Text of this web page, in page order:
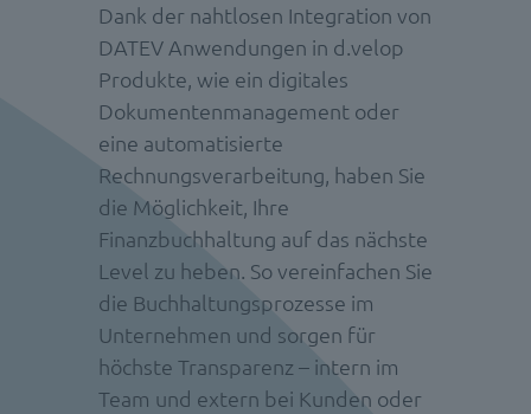
Dank der nahtlosen Integration von
DATEV Anwendungen in d.velop
Produkte, wie ein digitales
Dokumentenmanagement oder
eine automatisierte
Rechnungsverarbeitung, haben Sie
die Möglichkeit, Ihre
Finanzbuchhaltung auf das nächste
Level zu heben. So vereinfachen Sie
die Buchhaltungsprozesse im
Unternehmen und sorgen für
höchste Transparenz – intern im
Team und extern bei Kunden oder